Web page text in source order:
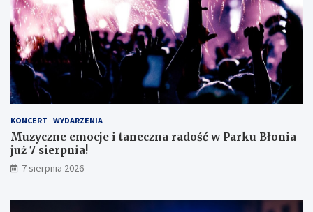
d
o
s
k
o
n
a
ł
m
i
w
y
k
o
!
KONCERT WYDARZENIA
Muzyczne emocje i taneczna radość w Parku Błonia
już 7 sierpnia!
7 sierpnia 2026